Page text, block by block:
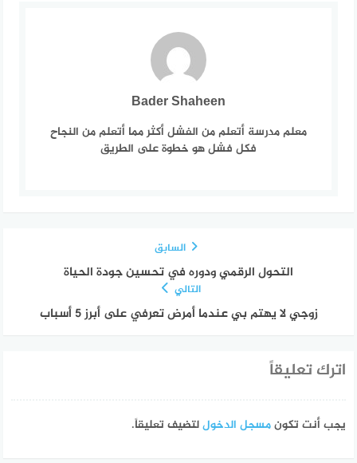
Bader Shaheen
معلم مدرسة أتعلم من الفشل أكثر مما أتعلم من النجاح
فكل فشل هو خطوة على الطريق
السابق
التحول الرقمي ودوره في تحسين جودة الحياة
التالي
زوجي لا يهتم بي عندما أمرض تعرفي على أبرز 5 أسباب
اترك تعليقاً
يجب أنت تكونمسجل الدخوللتضيف تعليقاً.